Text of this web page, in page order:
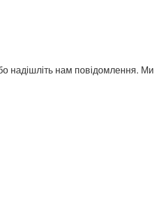
надішліть нам повідомлення.